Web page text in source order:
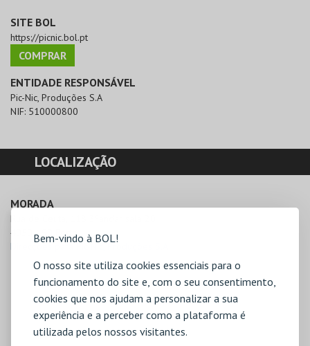
Bem-vindo à BOL!
O nosso site utiliza cookies essenciais para o
funcionamento do site e, com o seu consentimento,
cookies que nos ajudam a personalizar a sua
experiência e a perceber como a plataforma é
utilizada pelos nossos visitantes.
SITE BOL
https://picnic.bol.pt
COMPRAR
ENTIDADE RESPONSÁVEL
Pic-Nic, Produções S.A
NIF: 510000800
LOCALIZAÇÃO
MORADA
Rua de Ceuta, 118 3ºandar sala 20
4050-190 Porto
Direcções para Pic-Nic, Produções S.A